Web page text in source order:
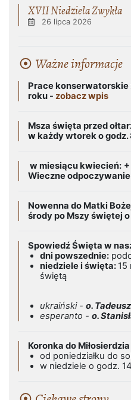
XVII Niedziela Zwykła
26 lipca 2026
Ważne informacje
Prace
roku - zobacz wpis
Msza święta przed
w każdy wtorek o godz.
w miesiącu kwiecień:
Wieczne
Nowenna do Matki
środy po Mszy świętej
Spowiedź Święta w
dni powszednie:
niedziele i święta: 15
świętą
ukraiński - o. Tadeusz
esperanto - o.
Koronka do
od poniedziałku do
w niedziele o godz. 14